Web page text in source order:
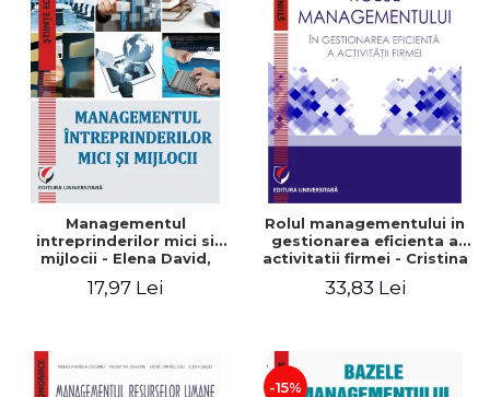
Managementul
intreprinderilor mici si
mijlocii - Elena David,
Roxana Carmen Ionescu,
17,97 Lei
Rolul managementului in
gestionarea eficienta a
activitatii firmei - Cristina
Gabriel Nastase, Mihaela-
33,83 Lei
-15%